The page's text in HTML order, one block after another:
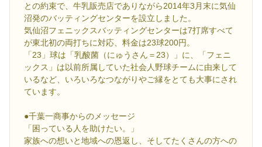
との約束で、牛乳販売店でありながら2014年3月末に気仙
沼発のバッティングセンターを設立しました。
気仙沼フェニックスバッティングセンターは7打席すべて
が東北初の両打ちに対応、料金は23球200円。
「23」球は「乳酸菌（にゅうさん＝23）」に、「フェニ
ックス」は以前所属していた社会人野球チームに由来して
いるなど、いろいろなつながりやご縁をとても大事にされ
ています。
●千葉一商事からのメッセージ
「困っている人を助けたい。」
家族への想いと地域への恩返し、そしてたくさんの方への